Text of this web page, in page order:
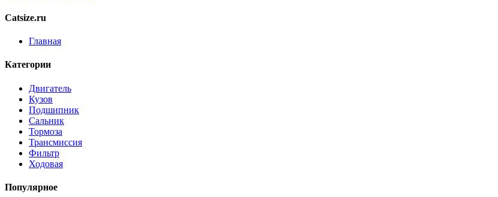
Catsize.ru
Главная
Категории
Двигатель
Кузов
Подшипник
Сальник
Тормоза
Трансмиссия
Фильтр
Ходовая
Популярное